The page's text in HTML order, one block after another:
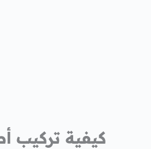
كيفية تركيب